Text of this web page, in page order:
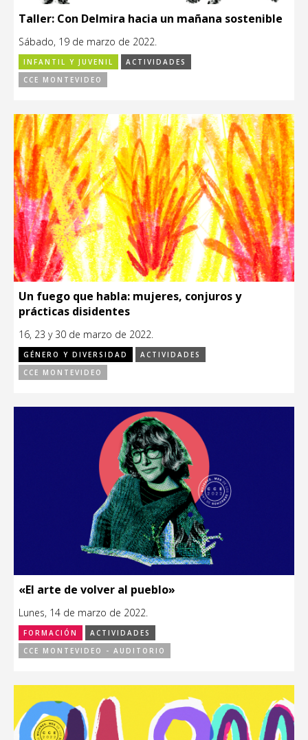
Taller: Con Delmira hacia un mañana sostenible
Sábado, 19 de marzo de 2022.
INFANTIL Y JUVENIL
ACTIVIDADES
CCE MONTEVIDEO
Un fuego que habla: mujeres, conjuros y
prácticas disidentes
16, 23 y 30 de marzo de 2022.
GÉNERO Y DIVERSIDAD
ACTIVIDADES
CCE MONTEVIDEO
«El arte de volver al pueblo»
Lunes, 14 de marzo de 2022.
FORMACIÓN
ACTIVIDADES
CCE MONTEVIDEO - AUDITORIO